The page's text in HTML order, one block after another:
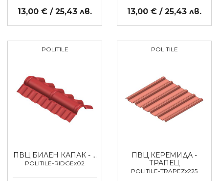
13,00 € / 25,43 лв. 13,00 € / 25,43 лв.
POLITILE
ПВЦ БИЛЕН КАПАК - …
POLITILE-RIDGEx02
POLITILE
ПВЦ КЕРЕМИДА -
ТРАПЕЦ
POLITILE-TRAPEZx225